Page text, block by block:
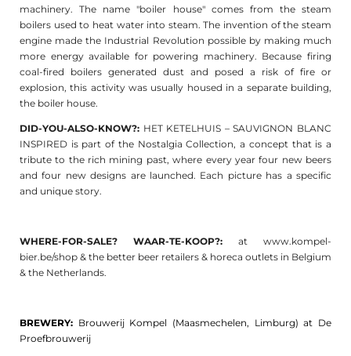
machinery. The name "boiler house" comes from the steam
boilers used to heat water into steam. The invention of the steam
engine made the Industrial Revolution possible by making much
more energy available for powering machinery. Because firing
coal-fired boilers generated dust and posed a risk of fire or
explosion, this activity was usually housed in a separate building,
the boiler house.
DID-YOU-ALSO-KNOW?: HET KETELHUIS – SAUVIGNON BLANC
INSPIRED is part of the Nostalgia Collection, a concept that is a
tribute to the rich mining past, where every year four new beers
and four new designs are launched. Each picture has a specific
and unique story.
WHERE-FOR-SALE? WAAR-TE-KOOP?: at www.kompel-
bier.be/shop & the better beer retailers & horeca outlets in Belgium
& the Netherlands.
BREWERY: Brouwerij Kompel (Maasmechelen, Limburg) at De
Proefbrouwerij